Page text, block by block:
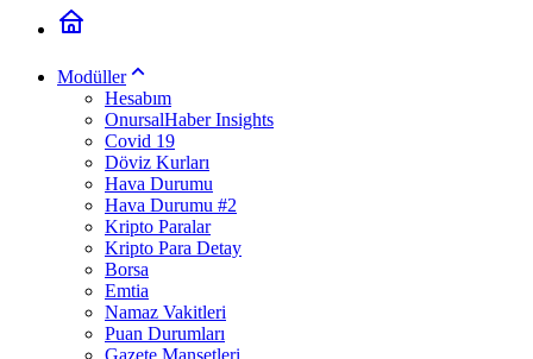
Modüller
Hesabım
OnursalHaber Insights
Covid 19
Döviz Kurları
Hava Durumu
Hava Durumu #2
Kripto Paralar
Kripto Para Detay
Borsa
Emtia
Namaz Vakitleri
Puan Durumları
Gazete Manşetleri